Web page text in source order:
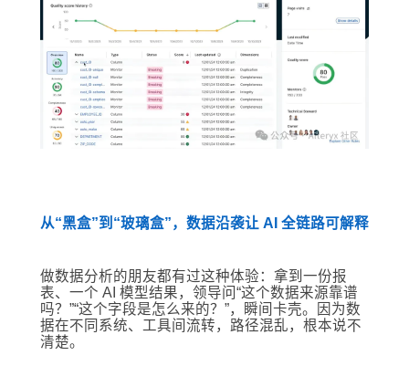
从“黑盒”到“玻璃盒”，数据沿袭让 AI 全链路可解释
做数据分析的朋友都有过这种体验：拿到一份报
表、一个 AI 模型结果，领导问“这个数据来源靠谱
吗？”“这个字段是怎么来的？”，瞬间卡壳。因为数
据在不同系统、工具间流转，路径混乱，根本说不
清楚。